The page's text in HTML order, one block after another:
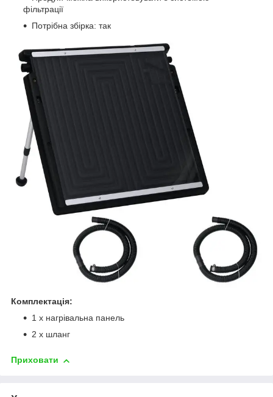
фільтрації
Потрібна збірка: так
Комплектація:
1 х нагрівальна панель
2 х шланг
Приховати